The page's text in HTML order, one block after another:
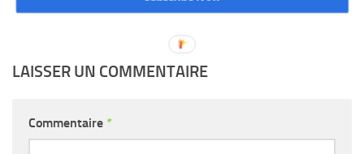
LAISSER UN COMMENTAIRE
Commentaire *